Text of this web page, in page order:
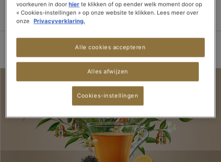
100% veilige betaling
Bezorging binnen 3
Gratis verzending
voorkeuren in doorhier te klikken of op eender welk moment door op
« Cookies-instellingen » op onze website te klikken. Lees meer over
onze
Privacyverklaring.
Alles afwijzen
Alle cookies accepteren
Cookies-instellingen